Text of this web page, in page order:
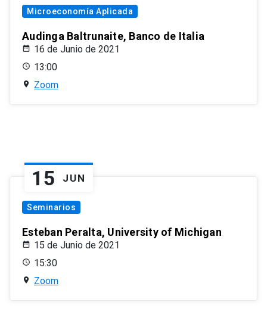
Microeconomía Aplicada
Audinga Baltrunaite, Banco de Italia
16 de Junio de 2021
13:00
Zoom
15 JUN
Seminarios
Esteban Peralta, University of Michigan
15 de Junio de 2021
15:30
Zoom